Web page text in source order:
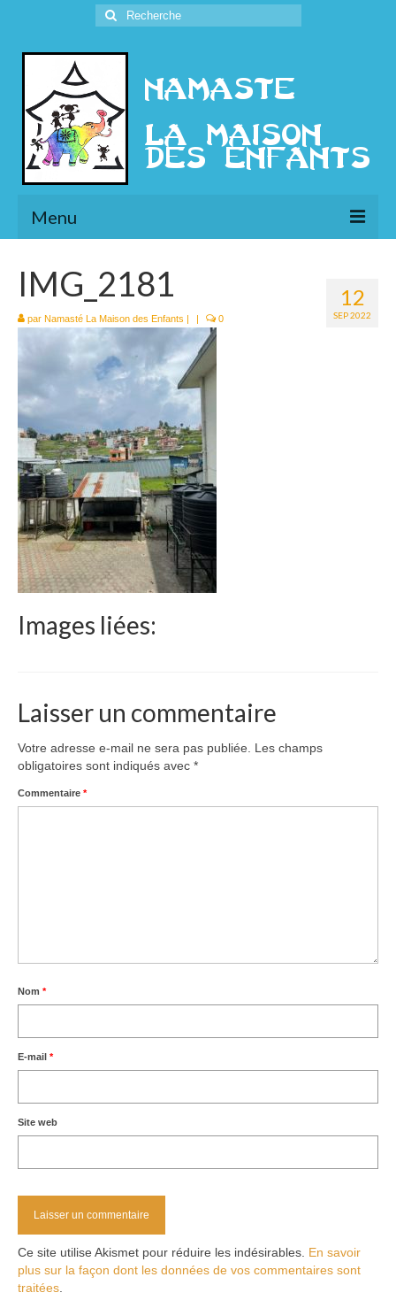
Rechercher
:
Menu
Présentation
l’Ethique
Historique
Le Népal
Documents
Parrainages
Missions 2023
Actualités
Nous contacter
12
SEP 2022
IMG_2181
par Namasté La Maison des Enfants | | 0
Images liées:
Laisser un commentaire
Votre adresse e-mail ne sera pas publiée.
Les champs
obligatoires sont indiqués avec *
Commentaire *
Nom *
E-mail *
Site web
Ce site utilise Akismet pour réduire les indésirables. En savoir
plus sur la façon dont les données de vos commentaires sont
traitées